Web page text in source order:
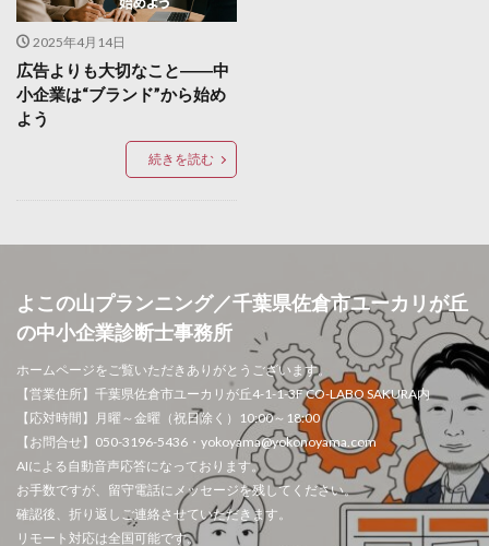
2025年4月14日
広告よりも大切なこと――中
小企業は“ブランド”から始め
よう
続きを読む
よこの山プランニング／千葉県佐倉市ユーカリが丘
の中小企業診断士事務所
ホームページをご覧いただきありがとうございます。
【営業住所】千葉県佐倉市ユーカリが丘4-1-1-3F CO-LABO SAKURA内
【応対時間】月曜～金曜（祝日除く）10:00～18:00
【お問合せ】050-3196-5436・yokoyama@yokonoyama.com
AIによる自動音声応答になっております。
お手数ですが、留守電話にメッセージを残してください。
確認後、折り返しご連絡させていただきます。
リモート対応は全国可能です。